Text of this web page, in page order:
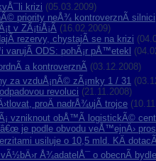
krizi (05.03.2009)
priority neÅ¾ kontroverznÃ­
v ZÃ¡tiÅ¡Ã­ (16.02.2009)
rezervy, chystajÃ­ se na krizi
varujÃ­ ODS: pohÃ¡r pÅ™etekl
a kontroverznÃ­ (03.12.2008)
za vzduÅ¡nÃ© zÃ¡mky 1 / 31
revoluci (21.11.2008)
proÄ nadrÅ¾ujÃ­ trojce
vzniknout obÅ™Ã­ logistickÃ©
je podle obvodu veÅ™ejnÄ›
usiluje o 10,5 mld. KÄ
Å¾adatelÅ¯ o obecnÃ­